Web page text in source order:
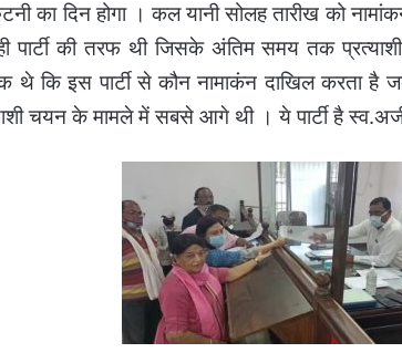
का दिन होगा । कल यानी सोलह तारीख को
पार्टी की तरफ थी जिसके अंतिम समय तक
थे कि इस पार्टी से कौन नामाकंन दाखिल करता है
चयन के मामले में सबसे आगे थी । ये पार्टी है